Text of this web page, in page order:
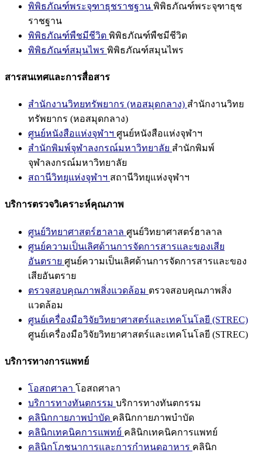
พิพิธภัณฑ์พระจุฑาธุชราชฐาน พิพิธภัณฑ์พระจุฑาธุช
ราชฐาน
พิพิธภัณฑ์พืชมีชีวิต พิพิธภัณฑ์พืชมีชีวิต
พิพิธภัณฑ์สมุนไพร พิพิธภัณฑ์สมุนไพร
สารสนเทศและการสื่อสาร
สำนักงานวิทยทรัพยากร (หอสมุดกลาง) สำนักงานวิทย
ทรัพยากร (หอสมุดกลาง)
ศูนย์หนังสือแห่งจุฬาฯ ศูนย์หนังสือแห่งจุฬาฯ
สำนักพิมพ์จุฬาลงกรณ์มหาวิทยาลัย สำนักพิมพ์
จุฬาลงกรณ์มหาวิทยาลัย
สถานีวิทยุแห่งจุฬาฯ สถานีวิทยุแห่งจุฬาฯ
บริการตรวจวิเคราะห์คุณภาพ
ศูนย์วิทยาศาสตร์ฮาลาล ศูนย์วิทยาศาสตร์ฮาลาล
ศูนย์ความเป็นเลิศด้านการจัดการสารและของเสีย
อันตราย ศูนย์ความเป็นเลิศด้านการจัดการสารและของ
เสียอันตราย
ตรวจสอบคุณภาพสิ่งแวดล้อม ตรวจสอบคุณภาพสิ่ง
แวดล้อม
ศูนย์เครื่องมือวิจัยวิทยาศาสตร์และเทคโนโลยี (STREC)
ศูนย์เครื่องมือวิจัยวิทยาศาสตร์และเทคโนโลยี (STREC)
บริการทางการแพทย์
โอสถศาลา โอสถศาลา
บริการทางทันตกรรม บริการทางทันตกรรม
คลินิกกายภาพบำบัด คลินิกกายภาพบำบัด
คลินิกเทคนิคการแพทย์ คลินิกเทคนิคการแพทย์
คลินิกโภชนาการและการกำหนดอาหาร คลินิก